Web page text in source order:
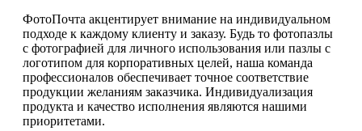
ФотоПочта акцентирует внимание на индивидуальном
подходе к каждому клиенту и заказу. Будь то фотопазлы
с фотографией для личного использования или пазлы с
логотипом для корпоративных целей, наша команда
профессионалов обеспечивает точное соответствие
продукции желаниям заказчика. Индивидуализация
продукта и качество исполнения являются нашими
приоритетами.